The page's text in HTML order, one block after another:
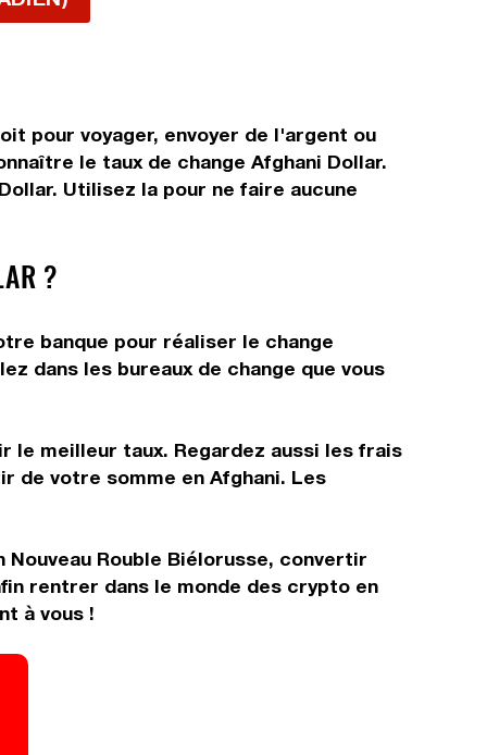
pour voyager, envoyer de l'argent ou
le taux de change Afghani Dollar.
Utilisez la pour ne faire aucune
?
banque pour réaliser le change
dans les bureaux de change que vous
le meilleur taux. Regardez aussi les frais
de votre somme en Afghani. Les
Rouble Biélorusse, convertir
rentrer dans le monde des crypto en
à vous !